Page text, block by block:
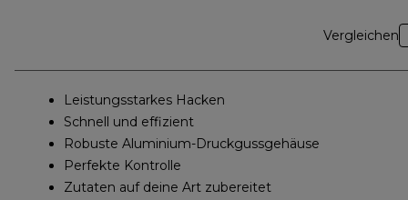
Vergleichen
Leistungsstarkes Hacken
Schnell und effizient
Robuste Aluminium-Druckgussgehäuse
Perfekte Kontrolle
Zutaten auf deine Art zubereitet